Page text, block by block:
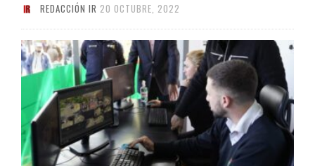
REDACCIÓN IR 20 OCTUBRE, 2022